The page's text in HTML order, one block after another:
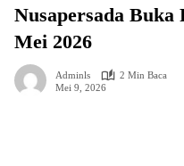
Nusapersada Buka
Mei 2026
Adminls
2 Min Baca
Mei 9, 2026